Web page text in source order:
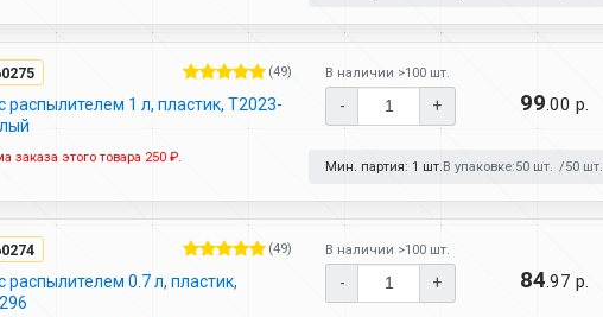
(49)
распылителем 1 л, пластик, T2023-
заказа этого товара 250 ₽.
В наличии >100 шт.
- + 99.00 р.
Мин. партия: 1 шт. В упаковке:50 шт. 50 шт.
(49)
распылителем 0.7 л, пластик,
В наличии >100 шт.
- + 84.97 р.